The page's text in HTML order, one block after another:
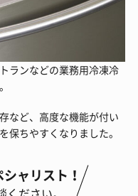
ランなどの業務用冷凍冷
など、高度な機能が付い
保ちやすくなりました。
ャリスト！